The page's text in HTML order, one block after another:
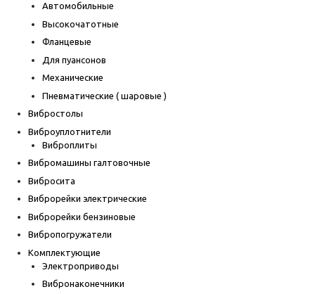
Автомобильные
Высокочатотные
Фланцевые
Для пуансонов
Механические
Пневматические ( шаровые )
Вибростолы
Виброуплотнители
Виброплиты
Вибромашины галтовочные
Вибросита
Виброрейки электрические
Виброрейки бензиновые
Вибропогружатели
Комплектующие
Электроприводы
Вибронаконечники